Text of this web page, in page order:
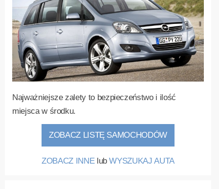
Najważniejsze zalety to bezpieczeństwo i ilość
miejsca w środku.
ZOBACZ LISTĘ SAMOCHODÓW
ZOBACZ INNElubWYSZUKAJ AUTA